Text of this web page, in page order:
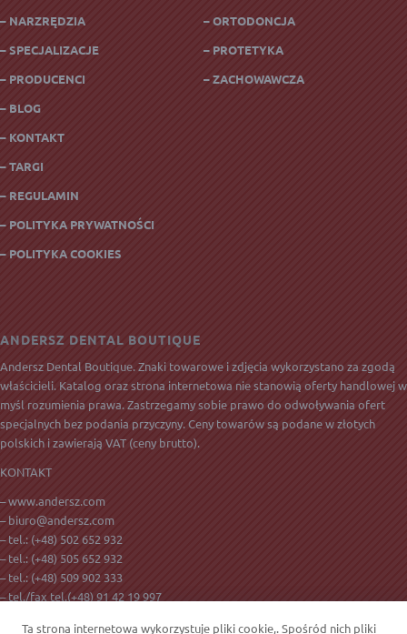
– NARZRĘDZIA
– SPECJALIZACJE
– PRODUCENCI
– BLOG
– KONTAKT
– TARGI
– REGULAMIN
– POLITYKA PRYWATNOŚCI
– POLITYKA COOKIES
– ORTODONCJA
– PROTETYKA
– ZACHOWAWCZA
ANDERSZ DENTAL BOUTIQUE
Andersz Dental Boutique. Znaki towarowe i zdjęcia wykorzystano za zgodą
właścicieli. Katalog oraz strona internetowa nie stanowią oferty handlowej w
myśl rozumienia prawa. Zastrzegamy sobie prawo do odwoływania ofert
specjalnych bez podania przyczyny. Ceny towarów są podane w złotych
polskich i zawierają VAT(ceny brutto).
KONTAKT
– www.andersz.com
–biuro@andersz.com
– tel.: (+48) 502 652 932
– tel.: (+48) 505 652 932
– tel.: (+48) 509 902 333
– tel./fax tel.(+48) 91 42 19 997
– ul. Golisza 27
Ta strona internetowa wykorzystuje pliki cookie,. Spośród nich pliki